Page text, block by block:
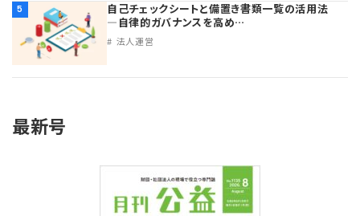
5
自己チェックシートと備置き書類一覧の活用法
―自律的ガバナンスを高め…
法人運営
最新号